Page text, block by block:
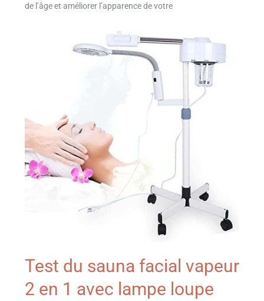
de l’âge et améliorer l’apparence de votre
Test du sauna facial vapeur
2 en 1 avec lampe loupe